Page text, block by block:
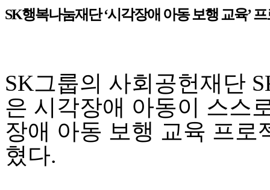
SK행복나눔재단 ‘시각장애 아동 보행 교육’
SK그룹의 사회공헌재단
은 시각장애 아동이 스스
장애 아동 보행 교육 프로
혔다.